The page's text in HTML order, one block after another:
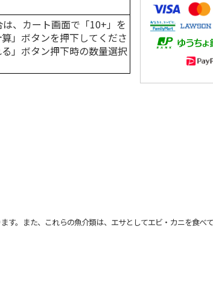
、カート画面で「10+」を
」ボタンを押下してくださ
」ボタン押下時の数量選択
。また、これらの魚介類は、エサとしてエビ・カニを食べて